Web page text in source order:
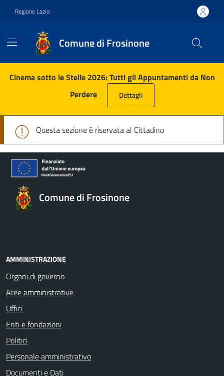
Regione Lazio
Comune di Frosinone
Contenuti in evidenza
Cinema sotto le Stelle 2026: Tutti gli Appuntamenti da Non
Perdere
Dettagli
Questa sezione è riservata al Cittadino
Comune di Frosinone
AMMINISTRAZIONE
Organi di governo
Aree amministrative
Uffici
Enti e fondazioni
Politici
Personale amministrativo
Documenti e Dati